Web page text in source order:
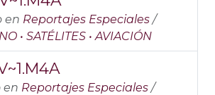
en Reportajes Especiales /
• SATÉLITES • AVIACIÓN
en Reportajes Especiales /